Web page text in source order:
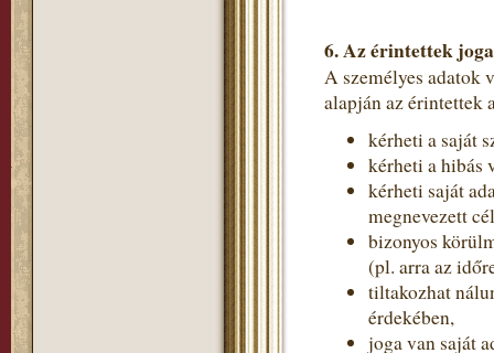
6. Az érintettek
A személyes adatok
alapján az érintettek
kérheti a saját
kérheti a hibás
kérheti saját
megnevezett
bizonyos
(pl. arra az
tiltakozhat
érdekében,
joga van saját